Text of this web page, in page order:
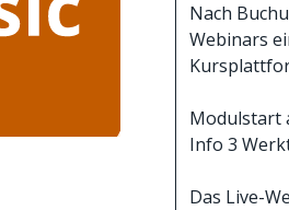
Nach
Webinars
Modulstart
Info 3
Das Live-